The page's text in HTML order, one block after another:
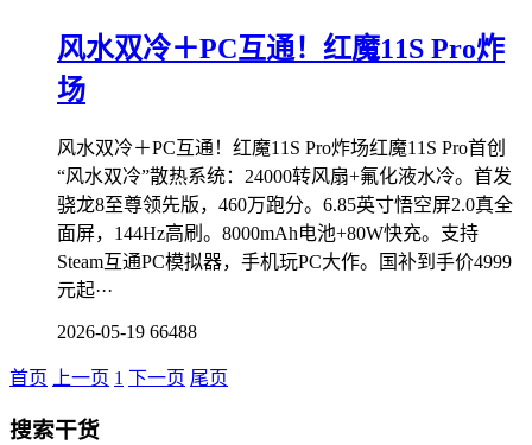
风水双冷＋PC互通！红魔11S Pro炸
场
风水双冷＋PC互通！红魔11S Pro炸场红魔11S Pro首创
“风水双冷”散热系统：24000转风扇+氟化液水冷。首发
骁龙8至尊领先版，460万跑分。6.85英寸悟空屏2.0真全
面屏，144Hz高刷。8000mAh电池+80W快充。支持
Steam互通PC模拟器，手机玩PC大作。国补到手价4999
元起···
2026-05-19 66488
首页 上一页 1 下一页 尾页
搜索干货